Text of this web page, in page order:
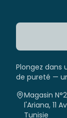
Plongez dans
de pureté —
Magasin
l'Ariana, 11
Tunisie